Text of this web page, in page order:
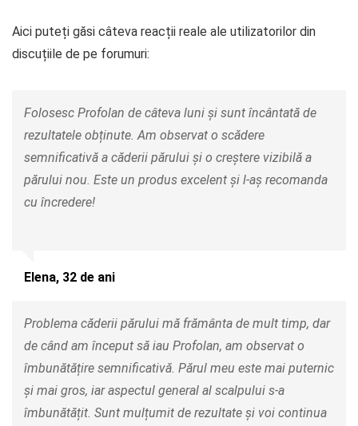
Aici puteți găsi câteva reacții reale ale utilizatorilor din
discuțiile de pe forumuri:
Folosesc Profolan de câteva luni și sunt încântată de
rezultatele obținute. Am observat o scădere
semnificativă a căderii părului și o creștere vizibilă a
părului nou. Este un produs excelent și l-aș recomanda
cu încredere!
Elena, 32 de ani
Problema căderii părului mă frământa de mult timp, dar
de când am început să iau Profolan, am observat o
îmbunătățire semnificativă. Părul meu este mai puternic
și mai gros, iar aspectul general al scalpului s-a
îmbunătățit. Sunt mulțumit de rezultate și voi continua